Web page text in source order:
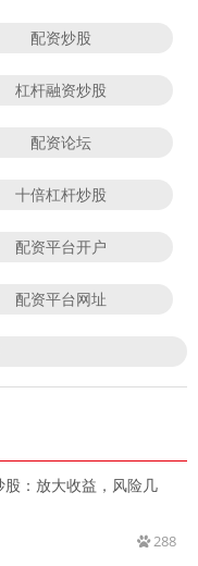
配资炒股
杠杆融资炒股
配资论坛
十倍杠杆炒股
配资平台开户
配资平台网址
288